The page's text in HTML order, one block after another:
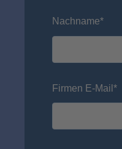
Nachname*
Firmen E-Mail *